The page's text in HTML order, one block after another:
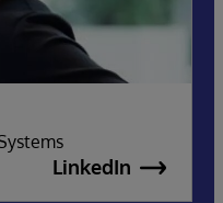
LinkedIn